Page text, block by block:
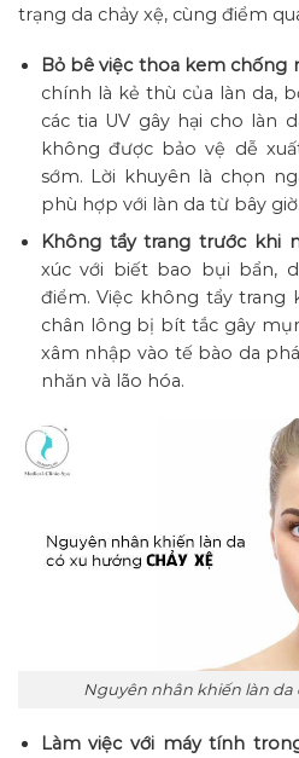
trạng da chảy xệ, cùng điểm
Bỏ bê việc thoa kem chống
chính là kẻ thù của làn da,
các tia UV gây hại cho làn
không được bảo vệ dễ
sớm. Lời khuyên là chọn
phù hợp với làn da từ bây giờ.
Không tẩy trang trước khi
xúc với biết bao bụi bẩn,
điểm. Việc không tẩy trang
chân lông bị bít tắc gây
xâm nhập vào tế bào da
nhăn và lão hóa.
Nguyên nhân khiến làn da
Làm việc với máy tính